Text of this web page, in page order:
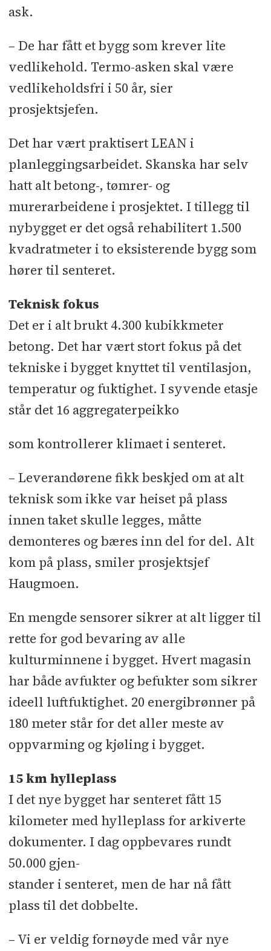
ask.
– De har fått et bygg som krever lite
vedlikehold. Termo-asken skal være
vedlikeholdsfri i 50 år, sier
prosjektsjefen.
Det har vært praktisert LEAN i
planleggingsarbeidet. Skanska har selv
hatt alt betong-, tømrer- og
murerarbeidene i prosjektet. I tillegg til
nybygget er det også rehabilitert 1.500
kvadratmeter i to eksisterende bygg som
hører til senteret.
Teknisk fokus
Det er i alt brukt 4.300 kubikkmeter
betong. Det har vært stort fokus på det
tekniske i bygget knyttet til ventilasjon,
temperatur og fuktighet. I syvende etasje
står det 16 aggregaterpeikko
som kontrollerer klimaet i senteret.
– Leverandørene fikk beskjed om at alt
teknisk som ikke var heiset på plass
innen taket skulle legges, måtte
demonteres og bæres inn del for del. Alt
kom på plass, smiler prosjektsjef
Haugmoen.
En mengde sensorer sikrer at alt ligger til
rette for god bevaring av alle
kulturminnene i bygget. Hvert magasin
har både avfukter og befukter som sikrer
ideell luftfuktighet. 20 energibrønner på
180 meter står for det aller meste av
oppvarming og kjøling i bygget.
15 km hylleplass
I det nye bygget har senteret fått 15
kilometer med hylleplass for arkiverte
dokumenter. I dag oppbevares rundt
50.000 gjen-
stander i senteret, men de har nå fått
plass til det dobbelte.
– Vi er veldig fornøyde med vår nye